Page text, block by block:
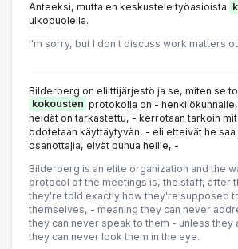
Anteeksi, mutta en keskustele työasioista
ulkopuolella.
I'm sorry, but I don't discuss work matters
Bilderberg on eliittijärjestö ja se, miten se
kokousten protokolla on -
heidät on tarkastettu, - kerrotaan tarkoin
odotetaan käyttäytyvän, - eli etteivät he saa
osanottajia, eivät puhua heille, -
Bilderberg is an elite organization and the
protocol of the meetings is, the staff, after
they're told exactly how they're supposed
themselves, - meaning they can never
they can never speak to them - unless
they can never look them in the eye.